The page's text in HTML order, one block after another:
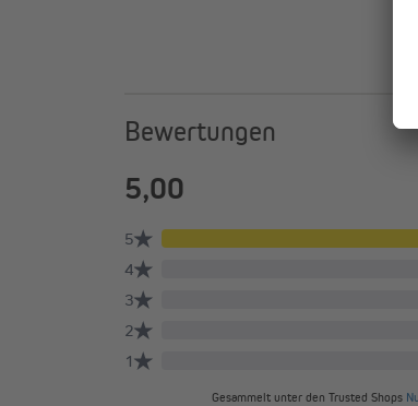
Bewertungen